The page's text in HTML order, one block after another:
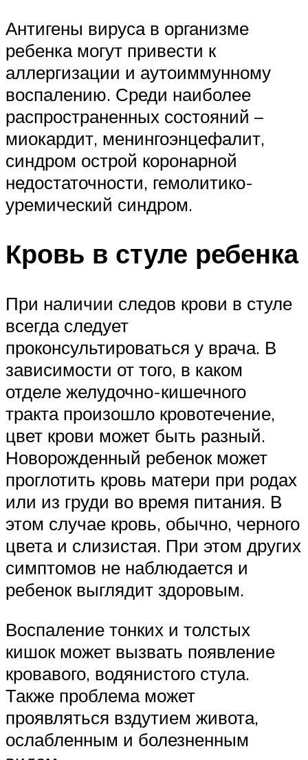
Антигены вируса в организме
ребенка могут привести к
аллергизации и аутоиммунному
воспалению. Среди наиболее
распространенных состояний –
миокардит, менингоэнцефалит,
синдром острой коронарной
недостаточности, гемолитико-
уремический синдром.
Кровь в стуле ребенка
При наличии следов крови в стуле
всегда следует
проконсультироваться у врача. В
зависимости от того, в каком
отделе желудочно-кишечного
тракта произошло кровотечение,
цвет крови может быть разный.
Новорожденный ребенок может
проглотить кровь матери при родах
или из груди во время питания. В
этом случае кровь, обычно, черного
цвета и слизистая. При этом других
симптомов не наблюдается и
ребенок выглядит здоровым.
Воспаление тонких и толстых
кишок может вызвать появление
кровавого, водянистого стула.
Также проблема может
проявляться вздутием живота,
ослабленным и болезненным